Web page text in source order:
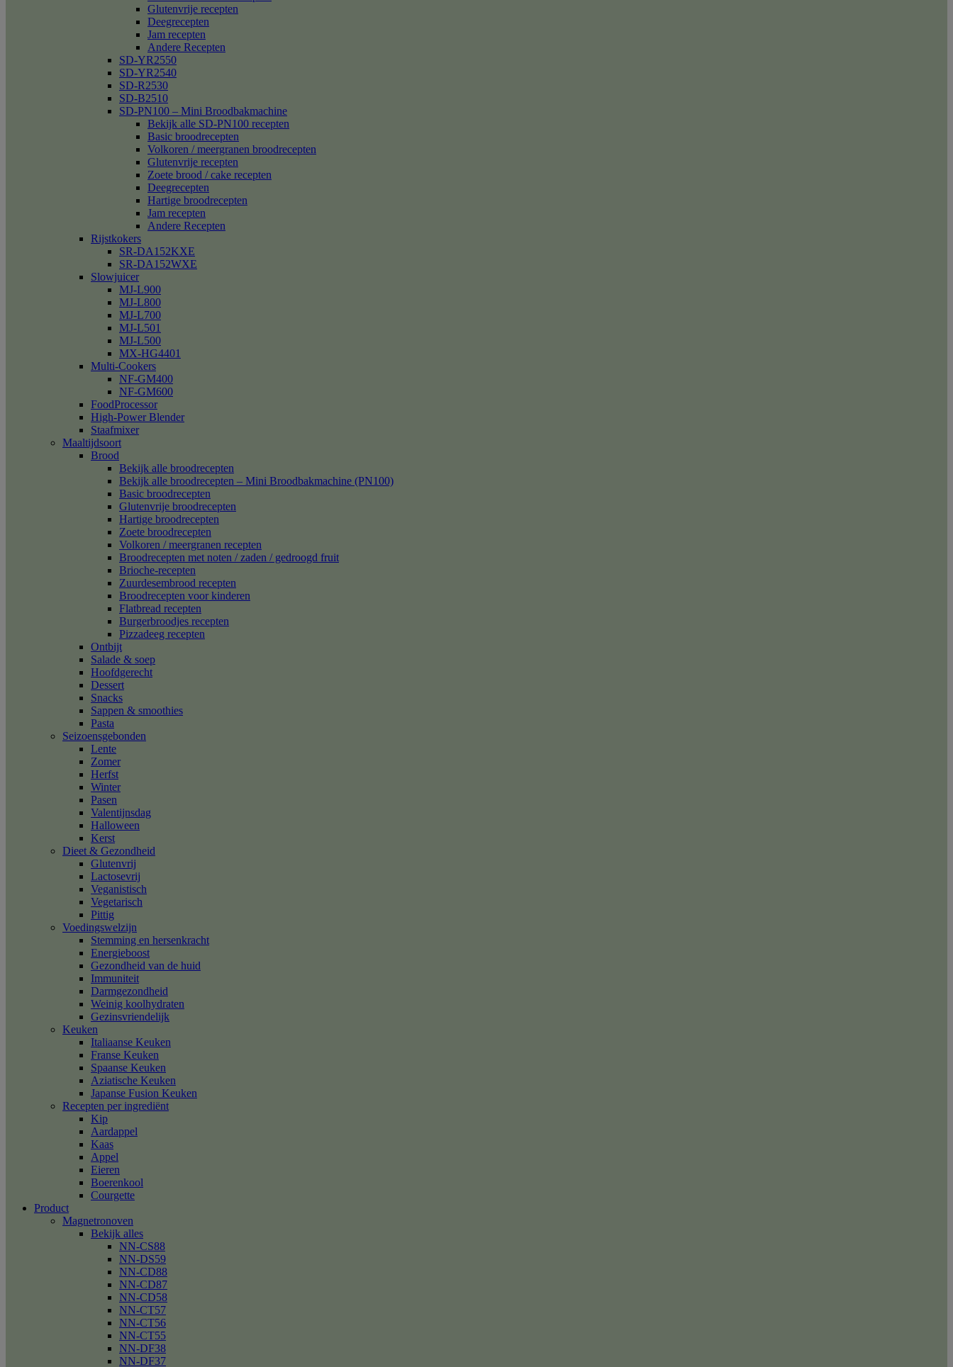
Glutenvrije recepten
Deegrecepten
Jam recepten
Andere Recepten
SD-YR2550
SD-YR2540
SD-R2530
SD-B2510
SD-PN100 – Mini Broodbakmachine
Bekijk alle SD-PN100 recepten
Basic broodrecepten
Volkoren / meergranen broodrecepten
Glutenvrije recepten
Zoete brood / cake recepten
Deegrecepten
Hartige broodrecepten
Jam recepten
Andere Recepten
Rijstkokers
SR-DA152KXE
SR-DA152WXE
Slowjuicer
MJ-L900
MJ-L800
MJ-L700
MJ-L501
MJ-L500
MX-HG4401
Multi-Cookers
NF-GM400
NF-GM600
FoodProcessor
High-Power Blender
Staafmixer
Maaltijdsoort
Brood
Bekijk alle broodrecepten
Bekijk alle broodrecepten – Mini Broodbakmachine (PN100)
Basic broodrecepten
Glutenvrije broodrecepten
Hartige broodrecepten
Zoete broodrecepten
Volkoren / meergranen recepten
Broodrecepten met noten / zaden / gedroogd fruit
Brioche-recepten
Zuurdesembrood recepten
Broodrecepten voor kinderen
Flatbread recepten
Burgerbroodjes recepten
Pizzadeeg recepten
Ontbijt
Salade & soep
Hoofdgerecht
Dessert
Snacks
Sappen & smoothies
Pasta
Seizoensgebonden
Lente
Zomer
Herfst
Winter
Pasen
Valentijnsdag
Halloween
Kerst
Dieet & Gezondheid
Glutenvrij
Lactosevrij
Veganistisch
Vegetarisch
Pittig
Voedingswelzijn
Stemming en hersenkracht
Energieboost
Gezondheid van de huid
Immuniteit
Darmgezondheid
Weinig koolhydraten
Gezinsvriendelijk
Keuken
Italiaanse Keuken
Franse Keuken
Spaanse Keuken
Aziatische Keuken
Japanse Fusion Keuken
Recepten per ingrediënt
Kip
Aardappel
Kaas
Appel
Eieren
Boerenkool
Courgette
Product
Magnetronoven
Bekijk alles
NN-CS88
NN-DS59
NN-CD88
NN-CD87
NN-CD58
NN-CT57
NN-CT56
NN-CT55
NN-DF38
NN-DF37